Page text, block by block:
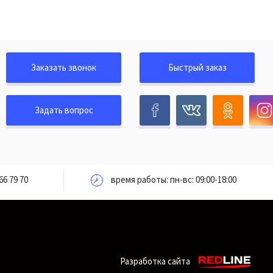
Заказать звонок
Задать вопрос
Быстрый заказ
79 70 время работы: пн-вс: 09:00-18:00
Разработка сайта